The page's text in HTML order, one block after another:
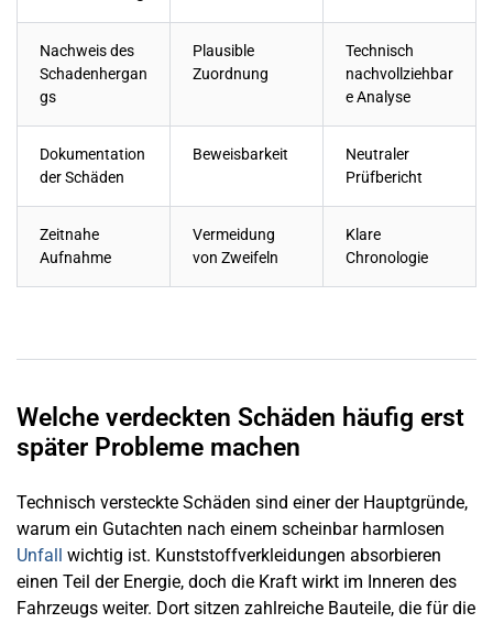
Nachweis des
Schadenhergan
gs
Plausible
Zuordnung
Technisch
nachvollziehbar
e Analyse
Dokumentation
der Schäden
Beweisbarkeit
Neutraler
Prüfbericht
Zeitnahe
Aufnahme
Vermeidung
von Zweifeln
Klare
Chronologie
Welche verdeckten Schäden häufig erst
später Probleme machen
Technisch versteckte Schäden sind einer der Hauptgründe,
warum ein Gutachten nach einem scheinbar harmlosen
Unfall
wichtig ist. Kunststoffverkleidungen absorbieren
einen Teil der Energie, doch die Kraft wirkt im Inneren des
Fahrzeugs weiter. Dort sitzen zahlreiche Bauteile, die für die